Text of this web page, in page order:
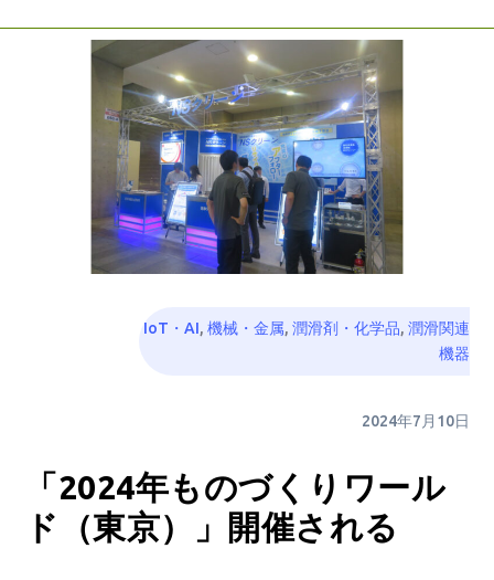
IoT・AI, 機械・金属, 潤滑剤・化学品, 潤滑関連
機器
2024年7月10日
「2024年ものづくりワール
ド（東京）」開催される